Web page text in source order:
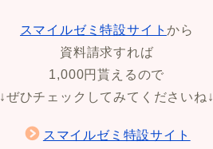
スマイルゼミ特設サイトから
資料請求すれば
1,000円貰えるので
↓ぜひチェックしてみてくださいね↓
スマイルゼミ特設サイト